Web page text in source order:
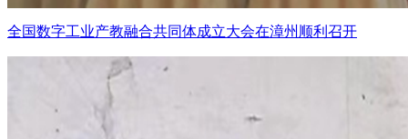
全国数字工业产教融合共同体成立大会在漳州顺利召开